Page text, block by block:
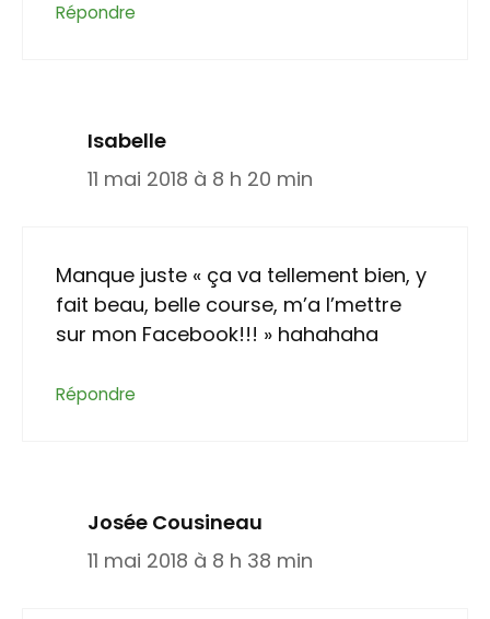
Répondre
Isabelle
11 mai 2018 à 8 h 20 min
Manque juste « ça va tellement bien, y
fait beau, belle course, m’a l’mettre
sur mon Facebook!!! » hahahaha
Répondre
Josée Cousineau
11 mai 2018 à 8 h 38 min